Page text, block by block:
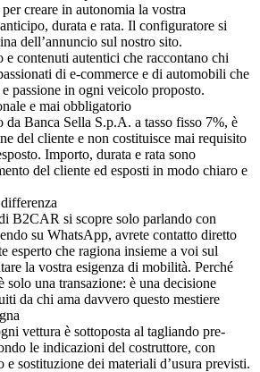
creare in autonomia la vostra
durata e rata. Il configuratore si
dell’annuncio sul nostro sito.
contenuti autentici che raccontano chi
di e-commerce e di automobili che
passione in ogni veicolo proposto.
e mai obbligatorio
Banca Sella S.p.A. a tasso fisso 7%, è
del cliente e non costituisce mai requisito
Importo, durata e rata sono
del cliente ed esposti in modo chiaro e
B2CAR si scopre solo parlando con
su WhatsApp, avrete contatto diretto
esperto che ragiona insieme a voi sul
la vostra esigenza di mobilità. Perché
solo una transazione: è una decisione
da chi ama davvero questo mestiere
vettura è sottoposta al tagliando pre-
le indicazioni del costruttore, con
e sostituzione dei materiali d’usura previsti.